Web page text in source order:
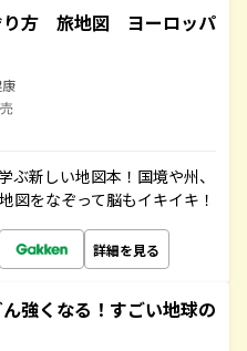
り方 旅地図 ヨーロッパ
ぶ新しい地図本！国境や州、
図をなぞって脳もイキイキ！
詳細を見る
強くなる！すごい地球の